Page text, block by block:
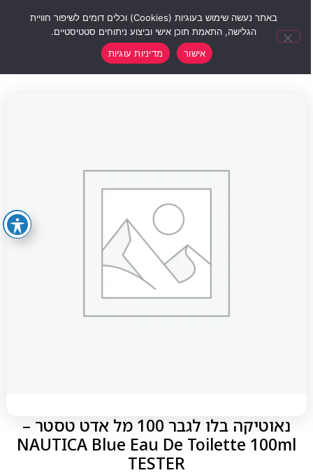
נאוטיקה בלו לגבר 100 מל אדט טסטר –
NAUTICA Blue Eau De Toilette 100ml
TESTER
באתר נעשה שימוש בעוגיות (Cookies) וכלים דומים לשיפור חוויית
הגלישה, התאמת תוכן אישי וביצוע ניתוחים סטטיסטיים.
אישור
מדיניות עוגיות